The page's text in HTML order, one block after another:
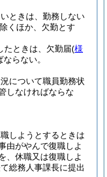
ときは、勤務しない
くほか、欠勤とす
たときは、欠勤届(様
らない。
について職員勤務状
しなければならな
しようとするときは
由がやんで復職しよ
、休職又は復職しよ
総務人事課長に提出